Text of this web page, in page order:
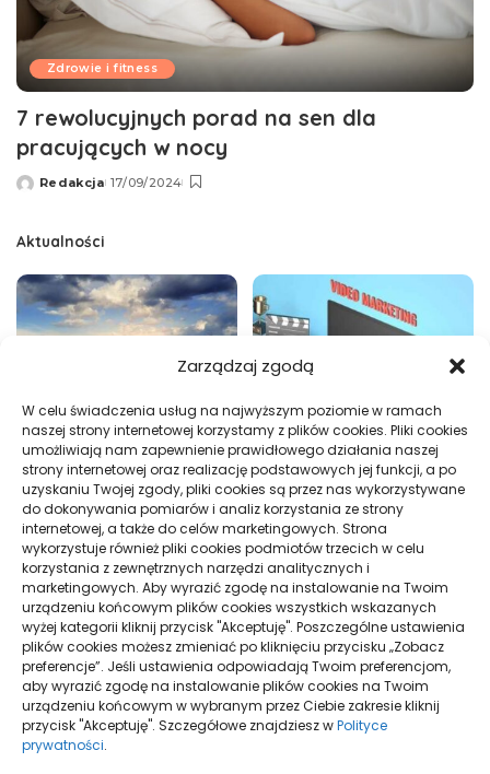
Zarządzaj zgodą
W celu świadczenia usług na najwyższym poziomie w ramach
naszej strony internetowej korzystamy z plików cookies. Pliki cookies
umożliwiają nam zapewnienie prawidłowego działania naszej
strony internetowej oraz realizację podstawowych jej funkcji, a po
uzyskaniu Twojej zgody, pliki cookies są przez nas wykorzystywane
do dokonywania pomiarów i analiz korzystania ze strony
internetowej, a także do celów marketingowych. Strona
wykorzystuje również pliki cookies podmiotów trzecich w celu
korzystania z zewnętrznych narzędzi analitycznych i
marketingowych. Aby wyrazić zgodę na instalowanie na Twoim
urządzeniu końcowym plików cookies wszystkich wskazanych
wyżej kategorii kliknij przycisk "Akceptuję". Poszczególne ustawienia
plików cookies możesz zmieniać po kliknięciu przycisku „Zobacz
preferencje”. Jeśli ustawienia odpowiadają Twoim preferencjom,
aby wyrazić zgodę na instalowanie plików cookies na Twoim
urządzeniu końcowym w wybranym przez Ciebie zakresie kliknij
przycisk "Akceptuję". Szczegółowe znajdziesz wPolityce
prywatności.
Zdrowie i fitness
7 rewolucyjnych porad na sen dla
pracujących w nocy
Wysłany
Redakcja 17/09/2024
Aktualności
Jak obliczyć ograniczenie
prowizji Booking.com
Sklep przed Google Ads i Meta
Ads: wymagania
Brandbook a księga znaku:
różnice i zastosowanie
Barania Góra: który szlak na
pierwsze wejście